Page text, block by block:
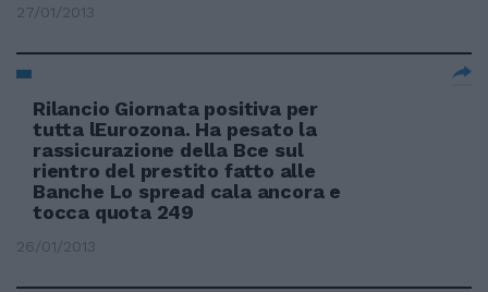
27/01/2013
Rilancio Giornata positiva per
tutta lEurozona. Ha pesato la
rassicurazione della Bce sul
rientro del prestito fatto alle
Banche Lo spread cala ancora e
tocca quota 249
26/01/2013